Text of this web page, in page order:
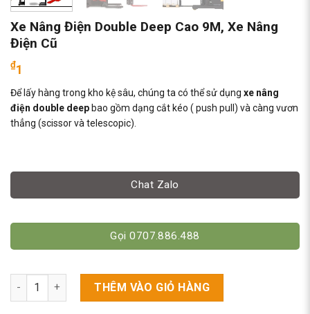
Xe Nâng Điện Double Deep Cao 9M, Xe Nâng
Điện Cũ
₫1
Để lấy hàng trong kho kệ sâu, chúng ta có thể sử dụng xe nâng
điện double deep bao gồm dạng cắt kéo ( push pull) và càng vươn
thẳng (scissor và telescopic).
Chat Zalo
Gọi 0707.886.488
Xe Nâng Điện Double Deep Cao 9M, Xe Nâng Điện Cũ số lượng
THÊM VÀO GIỎ HÀNG